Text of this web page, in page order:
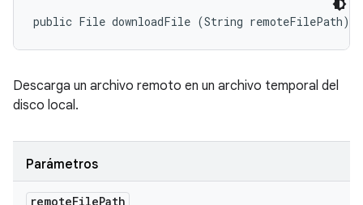
public File downloadFile (String remoteFilePath)
Descarga un archivo remoto en un archivo temporal del
disco local.
Parámetros
remoteFilePath